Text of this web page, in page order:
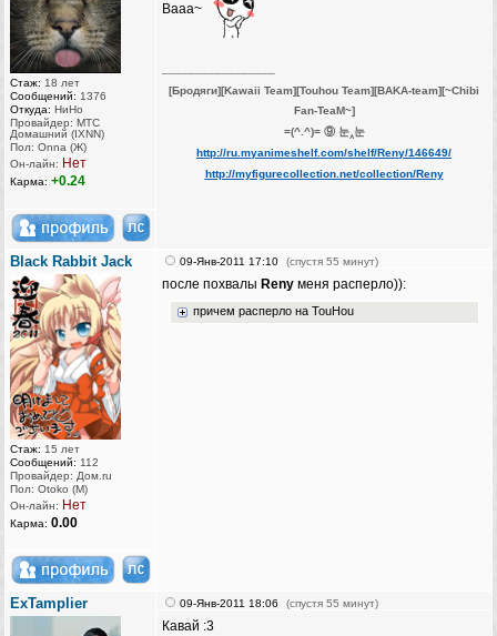
Стаж: 18 лет
Сообщений: 1376
Откуда: НиНо
Провайдер: МТС
Домашний (IXNN)
Пол: Onna (Ж)
Он-лайн: Нет
Карма: +0.24
Вааа~
[Бродяги][Kawaii Team][Touhou Team][BAKA-team][~Chibi
Fan-TeaM~]
=(^.^)= ⑨ 눈‸눈
http://ru.myanimeshelf.com/shelf/Reny/146649/
http://myfigurecollection.net/collection/Reny
Black Rabbit Jack
Стаж: 15 лет
Сообщений: 112
Провайдер: Дом.ru
Пол: Otoko (M)
Он-лайн: Нет
Карма: 0.00
09-Янв-2011 17:10 (спустя 55 минут)
после похвалы Reny меня расперло)):
причем расперло на TouHou
ExTamplier 09-Янв-2011 18:06 (спустя 55 минут)
Кавай :3